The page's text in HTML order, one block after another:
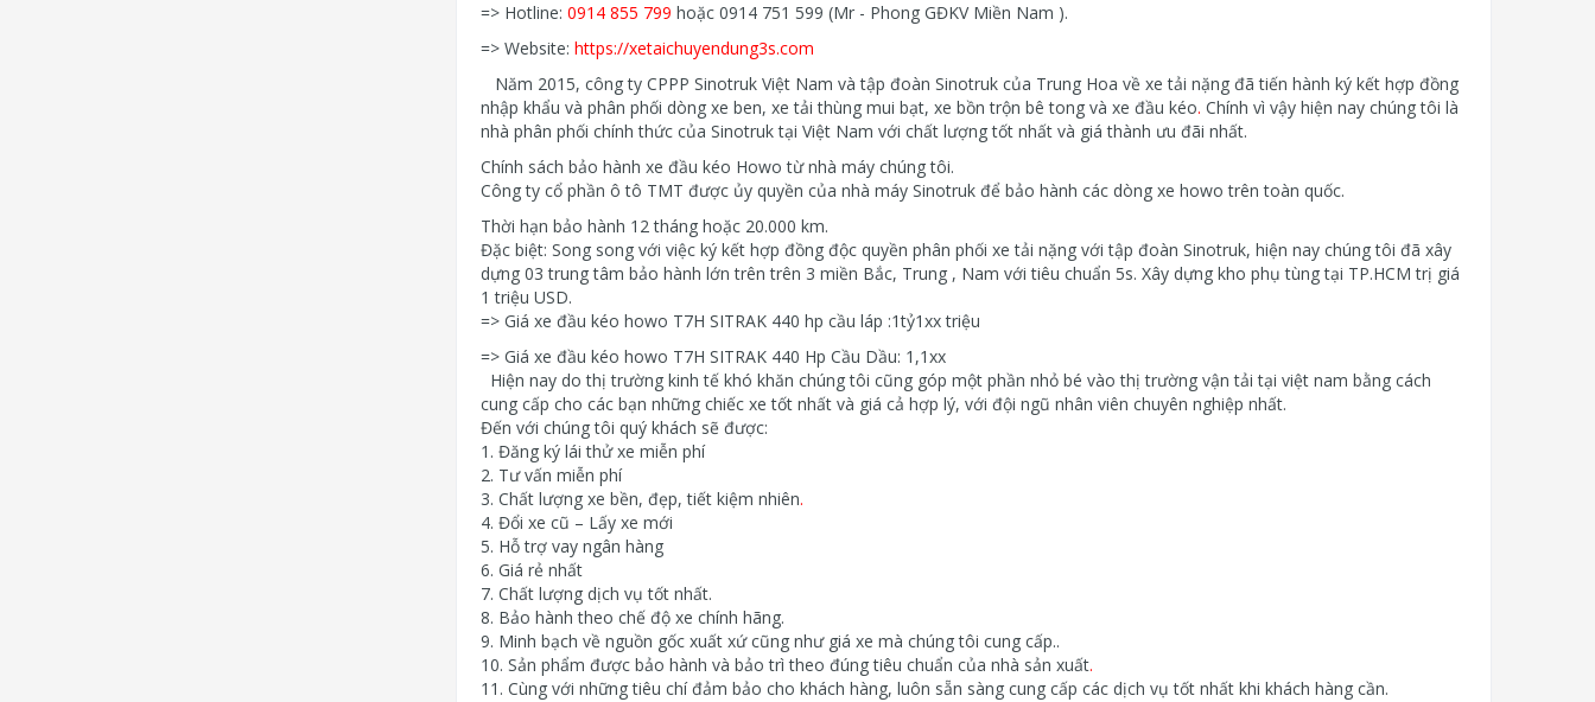
=> Hotline: 0914 855 799 hoặc 0914 751 599 (Mr - Phong GĐKV Miền Nam ).
=> Website: https://xetaichuyendung3s.com
Năm 2015, công ty CPPP Sinotruk Việt Nam và tập đoàn Sinotruk của Trung Hoa về xe tải nặng đã tiến hành ký kết hợp đồng
nhập khẩu và phân phối dòng xe ben, xe tải thùng mui bạt, xe bồn trộn bê tong và xe đầu kéo. Chính vì vậy hiện nay chúng tôi là
nhà phân phối chính thức của Sinotruk tại Việt Nam với chất lượng tốt nhất và giá thành ưu đãi nhất.
Chính sách bảo hành xe đầu kéo Howo từ nhà máy chúng tôi.
Công ty cổ phần ô tô TMT được ủy quyền của nhà máy Sinotruk để bảo hành các dòng xe howo trên toàn quốc.
Thời hạn bảo hành 12 tháng hoặc 20.000 km.
Đặc biệt: Song song với việc ký kết hợp đồng độc quyền phân phối xe tải nặng với tập đoàn Sinotruk, hiện nay chúng tôi đã xây
dựng 03 trung tâm bảo hành lớn trên trên 3 miền Bắc, Trung , Nam với tiêu chuẩn 5s. Xây dựng kho phụ tùng tại TP.HCM trị giá
1 triệu USD.
=> Giá xe đầu kéo howo T7H SITRAK 440 hp cầu láp :1tỷ1xx triệu
=> Giá xe đầu kéo howo T7H SITRAK 440 Hp Cầu Dầu: 1,1xx
Hiện nay do thị trường kinh tế khó khăn chúng tôi cũng góp một phần nhỏ bé vào thị trường vận tải tại việt nam bằng cách
cung cấp cho các bạn những chiếc xe tốt nhất và giá cả hợp lý, với đội ngũ nhân viên chuyên nghiệp nhất.
Đến với chúng tôi quý khách sẽ được:
1. Đăng ký lái thử xe miễn phí
2. Tư vấn miễn phí
3. Chất lượng xe bền, đẹp, tiết kiệm nhiên.
4. Đổi xe cũ – Lấy xe mới
5. Hỗ trợ vay ngân hàng
6. Giá rẻ nhất
7. Chất lượng dịch vụ tốt nhất.
8. Bảo hành theo chế độ xe chính hãng.
9. Minh bạch về nguồn gốc xuất xứ cũng như giá xe mà chúng tôi cung cấp..
10. Sản phẩm được bảo hành và bảo trì theo đúng tiêu chuẩn của nhà sản xuất.
11. Cùng với những tiêu chí đảm bảo cho khách hàng, luôn sẵn sàng cung cấp các dịch vụ tốt nhất khi khách hàng cần.